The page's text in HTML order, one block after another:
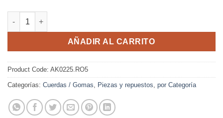
Goma elástica roja 5 mm cantidad
AÑADIR AL CARRITO
Product Code: AK0225.RO5
Categorías: Cuerdas / Gomas, Piezas y repuestos, por Categoría